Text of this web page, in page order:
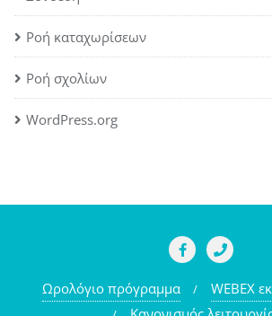
Ροή καταχωρίσεων
Ροή σχολίων
WordPress.org
Ωρολόγιο πρόγραμμα
WEBEX